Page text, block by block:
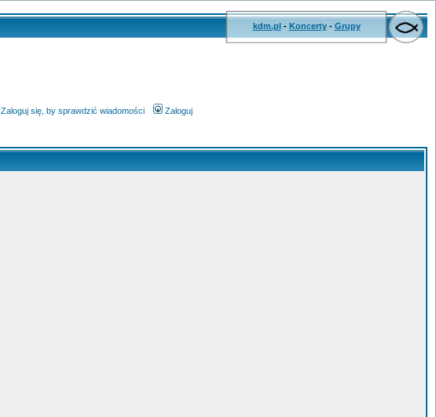
kdm.pl- Koncerty- Grupy
Zaloguj się, by sprawdzić wiadomości Zaloguj